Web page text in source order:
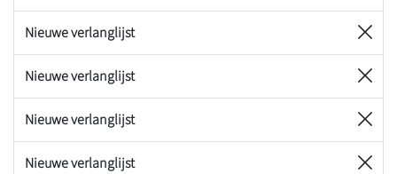
Nieuwe verlanglijst
Nieuwe verlanglijst
Nieuwe verlanglijst
Nieuwe verlanglijst